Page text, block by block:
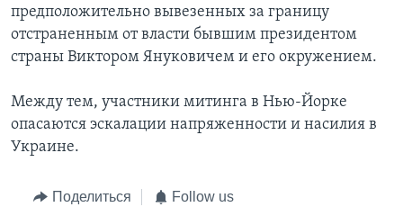
предположительно вывезенных за границу
отстраненным от власти бывшим президентом
страны Виктором Януковичем и его окружением.
Между тем, участники митинга в Нью-Йорке
опасаются эскалации напряженности и насилия в
Украине.
Поделиться Follow us